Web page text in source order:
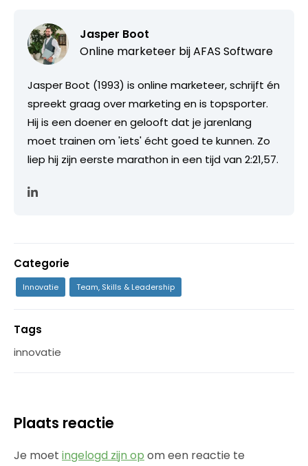
Jasper Boot
Online marketeer bij AFAS Software
Jasper Boot (1993) is online marketeer, schrijft én
spreekt graag over marketing en is topsporter.
Hij is een doener en gelooft dat je jarenlang
moet trainen om 'iets' écht goed te kunnen. Zo
liep hij zijn eerste marathon in een tijd van 2:21,57.
Categorie
Innovatie Team, Skills & Leadership
Tags
innovatie
Plaats reactie
Je moet ingelogd zijn op om een reactie te